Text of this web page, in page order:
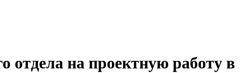
отдела на проектную работу в